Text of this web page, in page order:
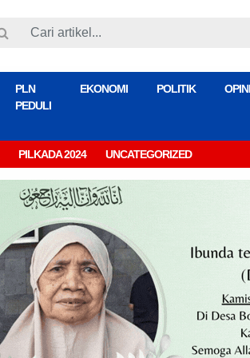
PLN
PEDULI
EKONOMI POLITIK OPINI
PILKADA 2024 UNCATEGORIZED